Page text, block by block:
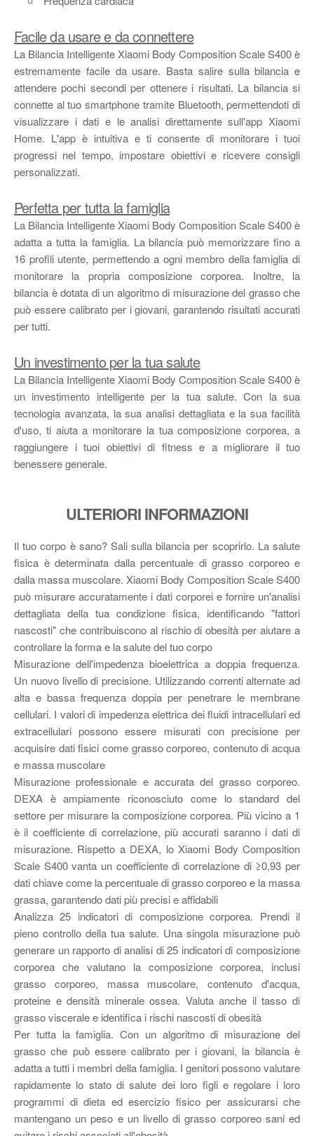
Facile da usare e da connettere
La Bilancia Intelligente Xiaomi Body Composition Scale S400 è
estremamente facile da usare. Basta salire sulla bilancia e
attendere pochi secondi per ottenere i risultati. La bilancia si
connette al tuo smartphone tramite Bluetooth, permettendoti di
visualizzare i dati e le analisi direttamente sull'app Xiaomi
Home. L'app è intuitiva e ti consente di monitorare i tuoi
progressi nel tempo, impostare obiettivi e ricevere consigli
personalizzati.
Perfetta per tutta la famiglia
La Bilancia Intelligente Xiaomi Body Composition Scale S400 è
adatta a tutta la famiglia. La bilancia può memorizzare fino a
16 profili utente, permettendo a ogni membro della famiglia di
monitorare la propria composizione corporea. Inoltre, la
bilancia è dotata di un algoritmo di misurazione del grasso che
può essere calibrato per i giovani, garantendo risultati accurati
per tutti.
Un investimento per la tua salute
La Bilancia Intelligente Xiaomi Body Composition Scale S400 è
un investimento intelligente per la tua salute. Con la sua
tecnologia avanzata, la sua analisi dettagliata e la sua facilità
d'uso, ti aiuta a monitorare la tua composizione corporea, a
raggiungere i tuoi obiettivi di fitness e a migliorare il tuo
benessere generale.
ULTERIORI INFORMAZIONI
Il tuo corpo è sano? Sali sulla bilancia per scoprirlo. La salute
fisica è determinata dalla percentuale di grasso corporeo e
dalla massa muscolare. Xiaomi Body Composition Scale S400
può misurare accuratamente i dati corporei e fornire un'analisi
dettagliata della tua condizione fisica, identificando "fattori
nascosti" che contribuiscono al rischio di obesità per aiutare a
controllare la forma e la salute del tuo corpo
Misurazione dell'impedenza bioelettrica a doppia frequenza.
Un nuovo livello di precisione. Utilizzando correnti alternate ad
alta e bassa frequenza doppia per penetrare le membrane
cellulari. I valori di impedenza elettrica dei fluidi intracellulari ed
extracellulari possono essere misurati con precisione per
acquisire dati fisici come grasso corporeo, contenuto di acqua
e massa muscolare
Misurazione professionale e accurata del grasso corporeo.
DEXA è ampiamente riconosciuto come lo standard del
settore per misurare la composizione corporea. Più vicino a 1
è il coefficiente di correlazione, più accurati saranno i dati di
misurazione. Rispetto a DEXA, lo Xiaomi Body Composition
Scale S400 vanta un coefficiente di correlazione di ≥0,93 per
dati chiave come la percentuale di grasso corporeo e la massa
grassa, garantendo dati più precisi e affidabili
Analizza 25 indicatori di composizione corporea. Prendi il
pieno controllo della tua salute. Una singola misurazione può
generare un rapporto di analisi di 25 indicatori di composizione
corporea che valutano la composizione corporea, inclusi
grasso corporeo, massa muscolare, contenuto d'acqua,
proteine e densità minerale ossea. Valuta anche il tasso di
grasso viscerale e identifica i rischi nascosti di obesità
Per tutta la famiglia. Con un algoritmo di misurazione del
grasso che può essere calibrato per i giovani, la bilancia è
adatta a tutti i membri della famiglia. I genitori possono valutare
rapidamente lo stato di salute dei loro figli e regolare i loro
programmi di dieta ed esercizio fisico per assicurarsi che
mantengano un peso e un livello di grasso corporeo sani ed